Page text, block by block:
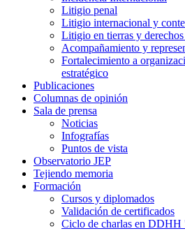
Litigio penal
Litigio internacional y
Litigio en tierras y
Acompañamiento y
Fortalecimiento a
estratégico
Publicaciones
Columnas de opinión
Sala de prensa
Noticias
Infografías
Puntos de vista
Observatorio JEP
Tejiendo memoria
Formación
Cursos y diplomados
Validación de certificados
Ciclo de charlas en DDHH